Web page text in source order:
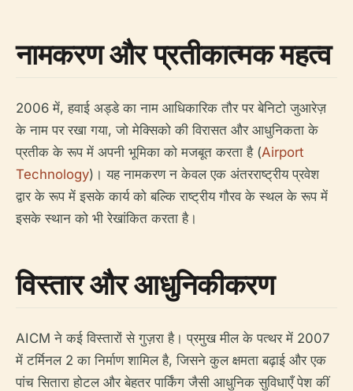
नामकरण और प्रतीकात्मक महत्व
2006 में, हवाई अड्डे का नाम आधिकारिक तौर पर बेनिटो जुआरेज़
के नाम पर रखा गया, जो मेक्सिको की विरासत और आधुनिकता के
प्रतीक के रूप में अपनी भूमिका को मजबूत करता है (Airport
Technology)। यह नामकरण न केवल एक अंतरराष्ट्रीय प्रवेश
द्वार के रूप में इसके कार्य को बल्कि राष्ट्रीय गौरव के स्थल के रूप में
इसके स्थान को भी रेखांकित करता है।
विस्तार और आधुनिकीकरण
AICM ने कई विस्तारों से गुज़रा है। प्रमुख मील के पत्थर में 2007
में टर्मिनल 2 का निर्माण शामिल है, जिसने कुल क्षमता बढ़ाई और एक
पांच सितारा होटल और बेहतर पार्किंग जैसी आधुनिक सुविधाएँ पेश कीं